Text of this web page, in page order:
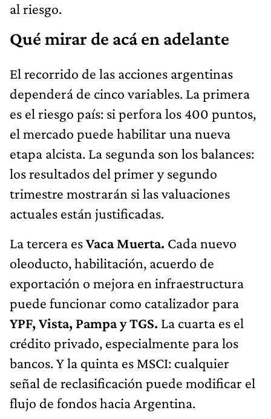
al riesgo.
Qué mirar de acá en adelante
El recorrido de las acciones argentinas
dependerá de cinco variables. La primera
es el riesgo país: si perfora los 400 puntos,
el mercado puede habilitar una nueva
etapa alcista. La segunda son los balances:
los resultados del primer y segundo
trimestre mostrarán si las valuaciones
actuales están justificadas.
La tercera esVaca Muerta. Cada nuevo
oleoducto, habilitación, acuerdo de
exportación o mejora en infraestructura
puede funcionar como catalizador para
YPF, Vista, Pampa y TGS. La cuarta es el
crédito privado, especialmente para los
bancos. Y la quinta es MSCI: cualquier
señal de reclasificación puede modificar el
flujo de fondos hacia Argentina.